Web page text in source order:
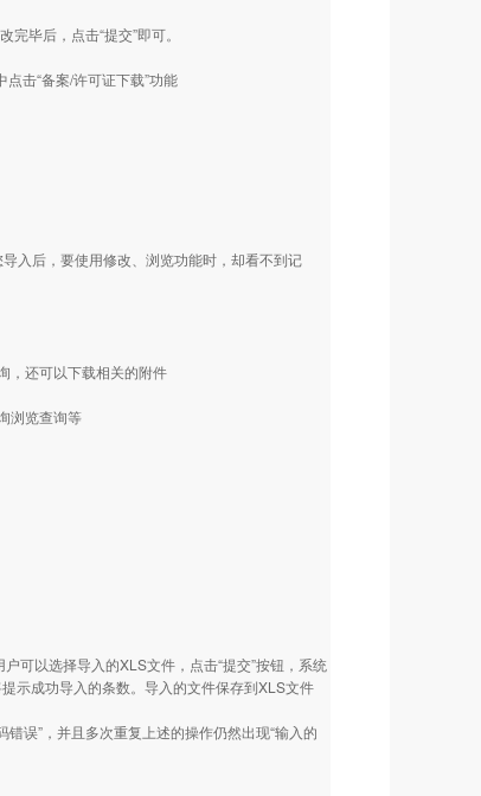
毕后，点击“提交”即可。
击“备案/许可证下载”功能
入后，要使用修改、浏览功能时，却看不到记
，还可以下载相关的附件
浏览查询等
可以选择导入的XLS文件，点击“提交”按钮，系统
示成功导入的条数。导入的文件保存到XLS文件
误”，并且多次重复上述的操作仍然出现“输入的